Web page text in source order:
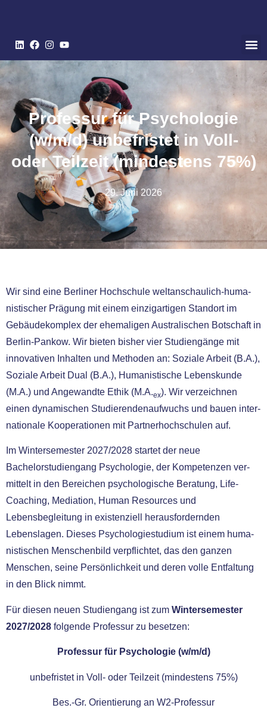
Professur für Psychologie
(w/m/d) unbefristet in Voll-
oder Teilzeit (mindestens 75%)
29. Juni 2026
Wir sind eine Berliner Hochschule welt­an­schau­lich-huma­
nis­ti­scher Prägung mit einem ein­zig­ar­ti­gen Standort im
Gebäudekomplex der ehe­ma­li­gen Australischen Botschaft in
Berlin-Pankow. Wir bie­ten bis­her vier Studiengänge mit
inno­va­ti­ven Inhalten und Methoden an: Soziale Arbeit (B.A.),
Soziale Arbeit Dual (B.A.), Humanistische Lebenskunde
(M.A.) und Angewandte Ethik (M.A.ex). Wir ver­zeich­nen
einen dyna­mi­schen Studierendenaufwuchs und bau­en inter­
na­tio­na­le Kooperationen mit Partnerhochschulen auf.
Im Wintersemester 2027/2028 star­tet der neue
Bachelorstudiengang Psychologie, der Kompetenzen ver­
mit­telt in den Bereichen psy­cho­lo­gi­sche Beratung, Life-
Coaching, Mediation, Human Resources und
Lebensbegleitung in exis­ten­zi­ell her­aus­for­dern­den
Lebenslagen. Dieses Psychologiestudium ist einem huma­
nis­ti­schen Menschenbild ver­pflich­tet, das den gan­zen
Menschen, sei­ne Persönlichkeit und deren vol­le Entfaltung
in den Blick nimmt.
Für die­sen neu­en Studiengang ist zum Wintersemester
2027/2028 fol­gen­de Professur zu beset­zen:
Professur für Psychologie (w/m/d)
unbe­fris­tet in Voll- oder Teilzeit (min­des­tens 75%)
Bes.-Gr. Orientierung an W2-Professur